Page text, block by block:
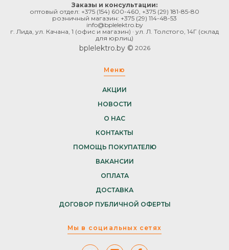
Заказы и консультации:
оптовый отдел: +375 (154) 600-460 +375 (29) 181-85-80
розничный магазин: +375 (29) 114-48-53
info@bplelektro.by
г. Лида, ул. Качана, 1 (офис и магазин) · ул. Л. Толстого, 14Г (склад
для юрлиц)
bplelektro.by © 2026
Меню
АКЦИИ
НОВОСТИ
О НАС
КОНТАКТЫ
ПОМОЩЬ ПОКУПАТЕЛЮ
ВАКАНСИИ
ОПЛАТА
ДОСТАВКА
ДОГОВОР ПУБЛИЧНОЙ ОФЕРТЫ
Мы в социальных сетях